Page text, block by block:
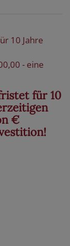
für 10
€